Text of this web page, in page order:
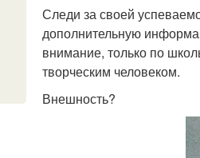
Следи за своей
дополнительную
внимание, только по
творческим человеком.
Внешность?